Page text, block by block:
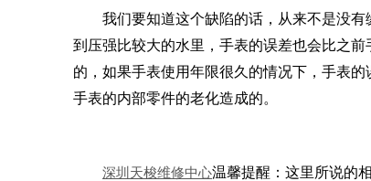
我们要知道这个缺陷的话，从来不是没有
到压强比较大的水里，手表的误差也会比之
的，如果手表使用年限很久的情况下，手表
手表的内部零件的老化造成的。
深圳天梭维修中心温馨提醒：这里所说的